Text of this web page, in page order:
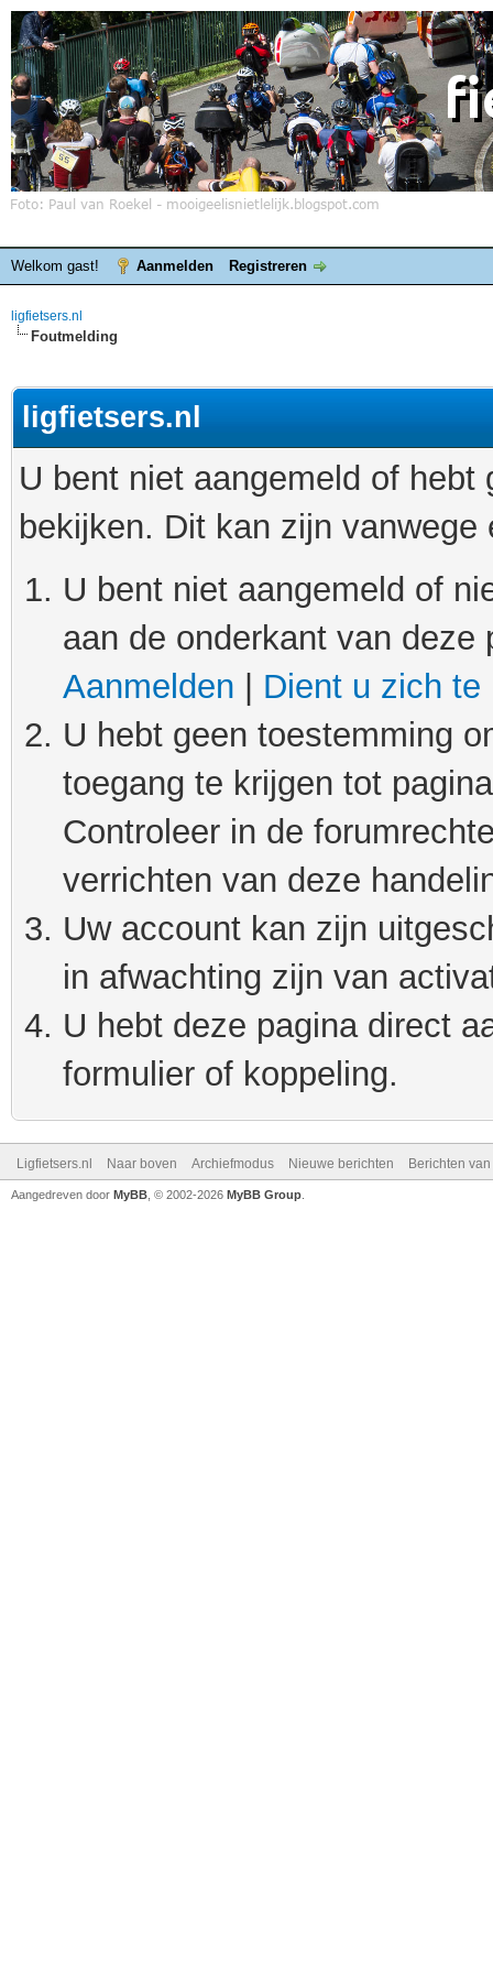
Welkom gast! Aanmelden Registreren
ligfietsers.nl
Foutmelding
ligfietsers.nl
U bent niet aangemeld of
bekijken. Dit kan zijn
U bent niet aangemeld of
aan de onderkant van
Aanmelden
Dient u zich te
U hebt geen toestemming
toegang te krijgen tot
Controleer in de
verrichten van deze
Uw account kan zijn
in afwachting zijn van
U hebt deze pagina direct
formulier of koppeling.
Ligfietsers.nl Naar boven Archiefmodus Nieuwe berichten Berichten
Aangedreven door MyBB , © 2002-2026 MyBB Group